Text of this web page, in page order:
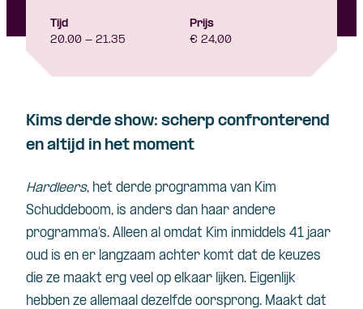
Tijd
20.00 - 21.35
Prijs
€ 24,00
Kims derde show: scherp confronterend
en altijd in het moment
Hardleers, het derde programma van Kim
Schuddeboom, is anders dan haar andere
programma’s. Alleen al omdat Kim inmiddels 41 jaar
oud is en er langzaam achter komt dat de keuzes
die ze maakt erg veel op elkaar lijken. Eigenlijk
hebben ze allemaal dezelfde oorsprong. Maakt dat